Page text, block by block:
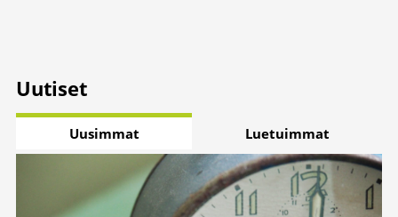
Uutiset
Uusimmat Luetuimmat